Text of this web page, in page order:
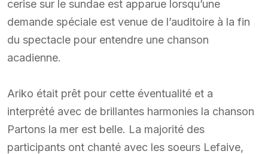
cerise sur le sundae est apparue lorsqu’une
demande spéciale est venue de l’auditoire à la fin
du spectacle pour entendre une chanson
acadienne.
Ariko était prêt pour cette éventualité et a
interprété avec de brillantes harmonies la chanson
Partons la mer est belle. La majorité des
participants ont chanté avec les soeurs Lefaive,